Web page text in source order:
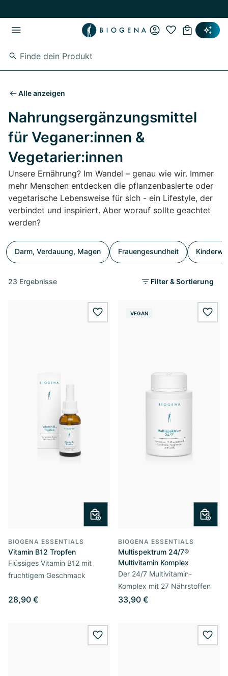
Alle anzeigen
Nahrungsergänzungsmittel
für Veganer:innen &
Vegetarier:innen
Unsere Ernährung? Im Wandel – genau wie wir. Immer
mehr Menschen entdecken die pflanzenbasierte oder
vegetarische Lebensweise für sich - ein Lifestyle, der
verbindet und inspiriert. Aber worauf sollte geachtet
werden?
Darm, Verdauung, Magen Frauengesundheit
23 Ergebnisse Filter & Sortierung
wishlist.add
BIOGENA ESSENTIALS
Vitamin B12 Tropfen
Flüssiges Vitamin B12 mit
fruchtigem Geschmack
28,90 €
VEGAN
BIOGENA ESSENTIALS
Multispektrum 24/7®
Multivitamin Komplex
Der 24/7 Multivitamin-
Komplex mit 27 Nährstoffen
33,90 €
wishlist.add